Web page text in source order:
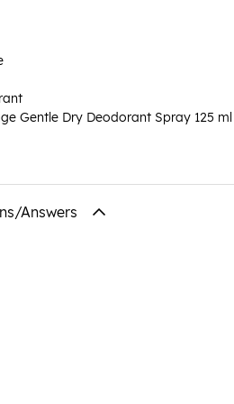
Gentle Dry Deodorant Spray 125 ml
Answers